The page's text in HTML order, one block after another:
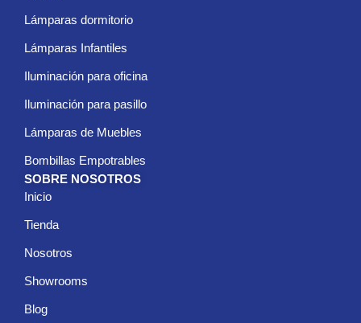
Lámparas dormitorio
Lámparas Infantiles
Iluminación para oficina
Iluminación para pasillo
Lámparas de Muebles
Bombillas Empotrables
SOBRE NOSOTROS
Inicio
Tienda
Nosotros
Showrooms
Blog